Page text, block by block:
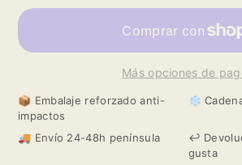
Rodriguez
Sanzo
Whisba
para
Rodriguez
Sanzo
Más opciones de
📦 Embalaje reforzado anti-
impactos
❄️
🚚 Envío 24-48h península
↩️
gusta